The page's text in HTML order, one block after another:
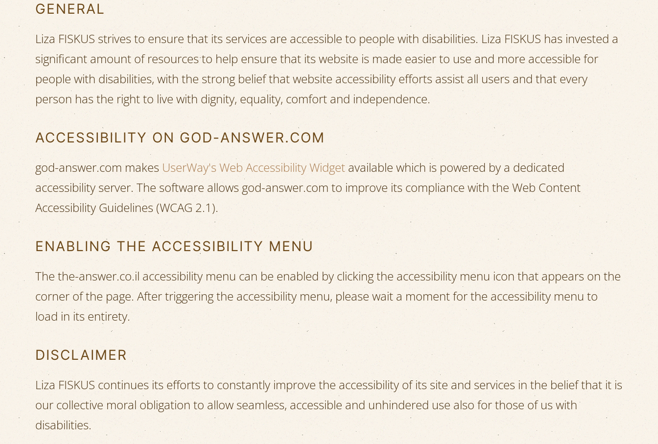
GENERAL
Liza FISKUS strives to ensure that its services are accessible to people with disabilities. Liza FISKUS has invested a
significant amount of resources to help ensure that its website is made easier to use and more accessible for
people with disabilities, with the strong belief that website accessibility efforts assist all users and that every
person has the right to live with dignity, equality, comfort and independence.
ACCESSIBILITY ON GOD-ANSWER.COM
god-answer.com makes UserWay's Web Accessibility Widget available which is powered by a dedicated
accessibility server. The software allows god-answer.com to improve its compliance with the Web Content
Accessibility Guidelines (WCAG 2.1).
ENABLING THE ACCESSIBILITY MENU
The the-answer.co.il accessibility menu can be enabled by clicking the accessibility menu icon that appears on the
corner of the page. After triggering the accessibility menu, please wait a moment for the accessibility menu to
load in its entirety.
DISCLAIMER
Liza FISKUS continues its efforts to constantly improve the accessibility of its site and services in the belief that it is
our collective moral obligation to allow seamless, accessible and unhindered use also for those of us with
disabilities.